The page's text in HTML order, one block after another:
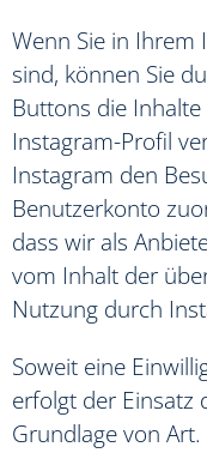
Wenn Sie in Ihrem
sind, können Sie
Buttons die
Instagram-Profil
Instagram den
Benutzerkonto
dass wir als
vom Inhalt der
Nutzung durch
Soweit eine
erfolgt der Einsatz
Grundlage von